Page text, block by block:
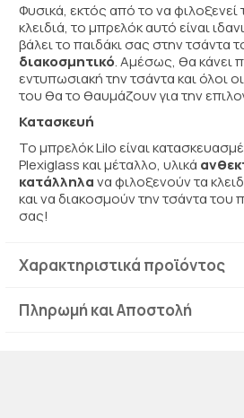
Φυσικά, εκτός από το να φιλοξενεί
κλειδιά, το μπρελόκ αυτό είναι
βάλει το παιδάκι σας στην τσάντα
διακοσμητικό. Αμέσως, θα κάνει
εντυπωσιακή την τσάντα και όλοι
του θα το θαυμάζουν για την
Κατασκευή
Το μπρελόκ Lilo είναι
Plexiglass και μέταλλο, υλικά
κατάλληλανα φιλοξενούν τα
και να διακοσμούν την τσάντα του
σας!
Χαρακτηριστικά προϊόντος
Πληρωμή και Αποστολή